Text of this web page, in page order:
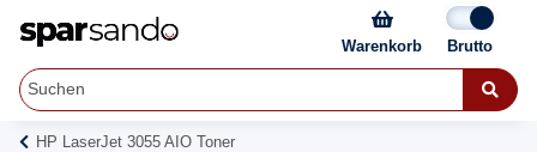
Warenkorb
HP LaserJet 3055 AIO Toner